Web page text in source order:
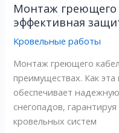
Монтаж греющего
эффективная
Кровельные работы
Монтаж греющего
преимуществах. Как
обеспечивает
снегопадов,
кровельных систем
Монтаж
греющего
кабеля
водостока:
эффективная
защита
от
ледяных
Монтаж
греющего
кабеля
водостока:
эффективная
защита
от
ледяных